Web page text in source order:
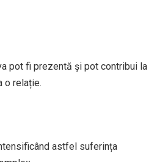
pot fi prezentă și pot contribui la
o relație.
astfel suferința